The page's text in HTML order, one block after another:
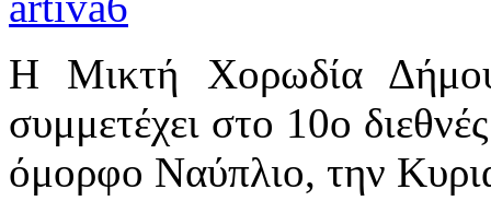
Η Μικτή Χορωδία
συμμετέχει στο 10ο
όμορφο Ναύπλιο, την